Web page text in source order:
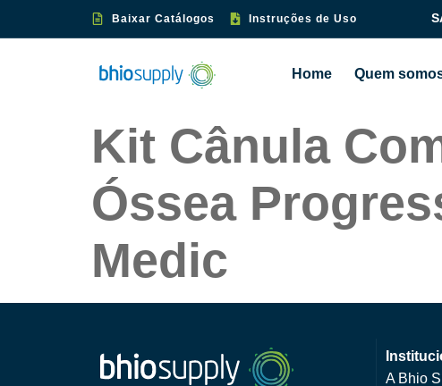
Baixar Catálogos Instruções de Uso
Home Quem
Kit Cânula
Óssea
Medic
A Bhio